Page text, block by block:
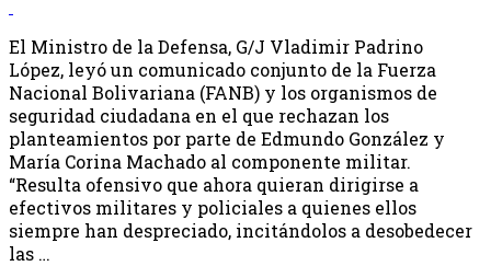
El Ministro de la Defensa, G/J Vladimir Padrino
López, leyó un comunicado conjunto de la Fuerza
Nacional Bolivariana (FANB) y los organismos de
seguridad ciudadana en el que rechazan los
planteamientos por parte de Edmundo González y
María Corina Machado al componente militar.
“Resulta ofensivo que ahora quieran dirigirse a
efectivos militares y policiales a quienes ellos
siempre han despreciado, incitándolos a desobedecer
las …